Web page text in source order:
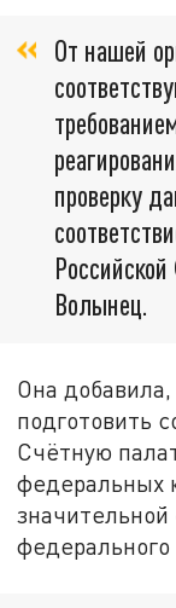
От нашей
проверку
Волынец.
Она
подготовить
Счётную
федеральных